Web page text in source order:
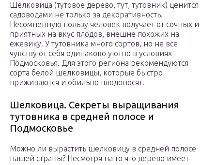
Шелковица (тутовое дерево, тут, тутовник) ценится
садоводами не только за декоративность.
Несомненную пользу человек получает от сочных и
приятных на вкус плодов, внешне похожих на
ежевику. У тутовника много сортов, но не все
чувствуют себя одинаково уютно в условиях
Подмосковья. Для этого региона рекомендуются
сорта белой шелковицы, которые быстро
приживаются и обильно плодоносят.
Шелковица. Секреты выращивания
тутовника в средней полосе и
Подмосковье
Можно ли вырастить шелковицу в средней полосе
нашей страны? Несмотря на то что дерево имеет